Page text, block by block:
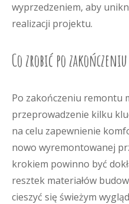
wyprzedzeniem, aby
realizacji projektu.
Co zrobić po
Po zakończeniu remontu
przeprowadzenie kilku
na celu zapewnienie
nowo wyremontowanej
krokiem powinno być
resztek materiałów
cieszyć się świeżym